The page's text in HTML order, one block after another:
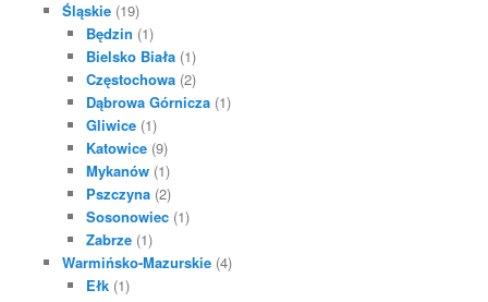
Śląskie(19)
Będzin (1)
Bielsko Biała (1)
Częstochowa (2)
Dąbrowa Górnicza (1)
Gliwice (1)
Katowice (9)
Mykanów (1)
Pszczyna (2)
Sosonowiec (1)
Zabrze (1)
Warmińsko-Mazurskie(4)
Ełk (1)